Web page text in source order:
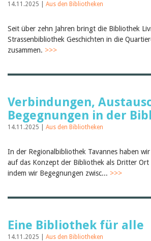
14.11.2025 | Aus den Bibliotheken
Seit über zehn Jahren bringt die Bibliothek
Strassenbibliothek Geschichten in die
zusammen. >>>
Verbindungen,
Begegnungen in der
14.11.2025 | Aus den Bibliotheken
In der Regionalbibliothek Tavannes haben
auf das Konzept der Bibliothek als Dritter Ort
indem wir Begegnungen zwisc... >>>
Eine Bibliothek für alle
14.11.2025 | Aus den Bibliotheken